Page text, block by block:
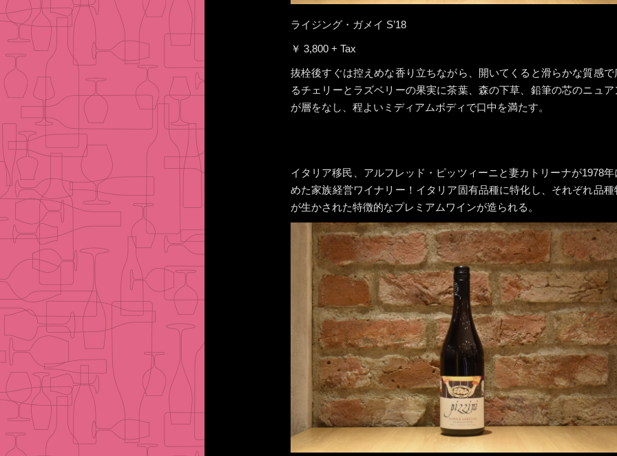
ライジング・ガメイ S’18
￥ 3,800 + Tax
抜栓後すぐは控えめな香り立ちながら、開いてくると滑らかな質感で
るチェリーとラズベリーの果実に茶葉、森の下草、鉛筆の芯のニュア
が層をなし、程よいミディアムボディで口中を満たす。
イタリア移民、アルフレッド・ピッツィーニと妻カトリーナが1978年
めた家族経営ワイナリー！イタリア固有品種に特化し、それぞれ品種
が生かされた特徴的なプレミアムワインが造られる。